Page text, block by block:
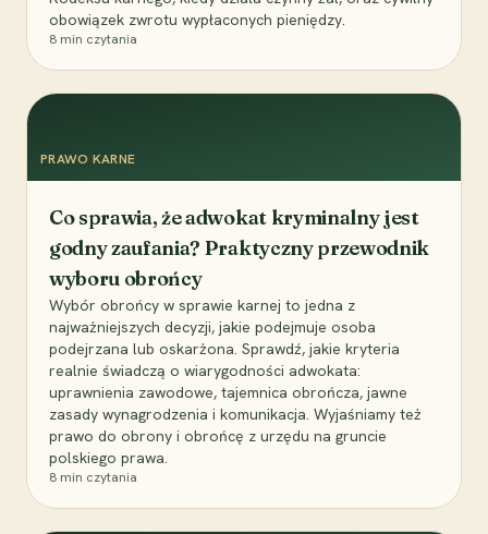
obowiązek zwrotu wypłaconych pieniędzy.
8 min czytania
PRAWO KARNE
Co sprawia, że adwokat kryminalny jest
godny zaufania? Praktyczny przewodnik
wyboru obrońcy
Wybór obrońcy w sprawie karnej to jedna z
najważniejszych decyzji, jakie podejmuje osoba
podejrzana lub oskarżona. Sprawdź, jakie kryteria
realnie świadczą o wiarygodności adwokata:
uprawnienia zawodowe, tajemnica obrończa, jawne
zasady wynagrodzenia i komunikacja. Wyjaśniamy też
prawo do obrony i obrońcę z urzędu na gruncie
polskiego prawa.
8 min czytania